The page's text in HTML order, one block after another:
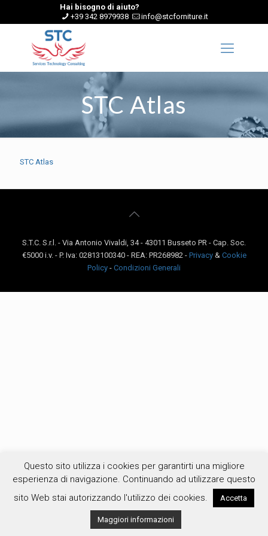
Hai bisogno di aiuto?
+39 342 8979938
info@stcforniture.it
STC Atlas
STC Atlas
S.T.C. S.r.l. - Via Antonio Vivaldi, 34 - 43011 Busseto PR - Cap. Soc.
€5000 i.v. - P. Iva: 02813100340 - REA: PR268982 - Privacy& Cookie
Policy - Condizioni Generali
Questo sito utilizza i cookies per garantirti una migliore
esperienza di navigazione. Continuando ad utilizzare questo
sito Web stai autorizzando l'utilizzo dei cookies.
Accetta
Maggiori informazioni